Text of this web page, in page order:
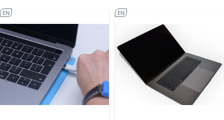
EN EN